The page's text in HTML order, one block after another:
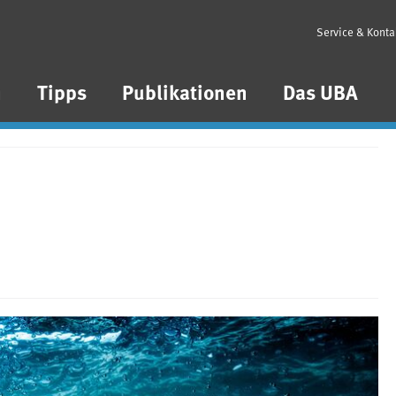
Tipps Publikationen Das UBA
Service &